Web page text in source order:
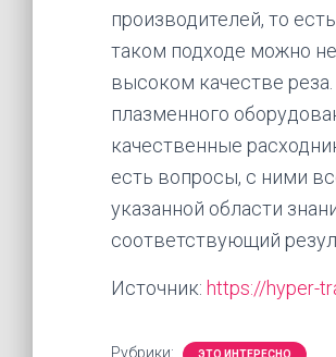
производителей, то
таком подходе можно
высоком качестве
плазменного
качественные
есть вопросы, с ними
указанной области
соответствующий
Источник: https://hyper-
Рубрики: ЭТО ИНТЕРЕСНО